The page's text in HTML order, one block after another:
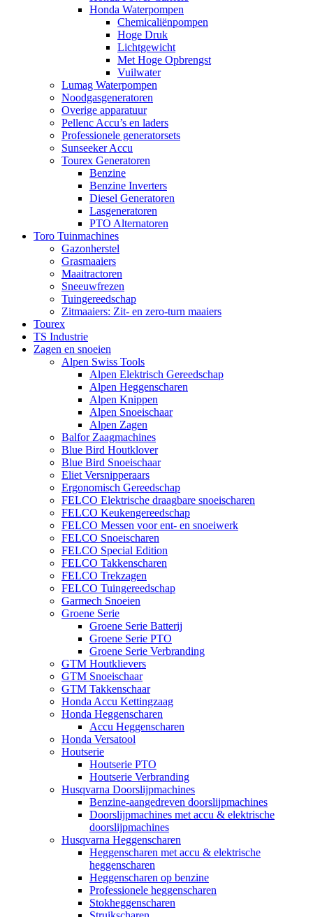
Honda Waterpompen
Chemicaliënpompen
Hoge Druk
Lichtgewicht
Met Hoge Opbrengst
Vuilwater
Lumag Waterpompen
Noodgasgeneratoren
Overige apparatuur
Pellenc Accu’s en laders
Professionele generatorsets
Sunseeker Accu
Tourex Generatoren
Benzine
Benzine Inverters
Diesel Generatoren
Lasgeneratoren
PTO Alternatoren
Toro Tuinmachines
Gazonherstel
Grasmaaiers
Maaitractoren
Sneeuwfrezen
Tuingereedschap
Zitmaaiers: Zit- en zero-turn maaiers
Tourex
TS Industrie
Zagen en snoeien
Alpen Swiss Tools
Alpen Elektrisch Gereedschap
Alpen Heggenscharen
Alpen Knippen
Alpen Snoeischaar
Alpen Zagen
Balfor Zaagmachines
Blue Bird Houtklover
Blue Bird Snoeischaar
Eliet Versnipperaars
Ergonomisch Gereedschap
FELCO Elektrische draagbare snoeischaren
FELCO Keukengereedschap
FELCO Messen voor ent- en snoeiwerk
FELCO Snoeischaren
FELCO Special Edition
FELCO Takkenscharen
FELCO Trekzagen
FELCO Tuingereedschap
Garmech Snoeien
Groene Serie
Groene Serie Batterij
Groene Serie PTO
Groene Serie Verbranding
GTM Houtklievers
GTM Snoeischaar
GTM Takkenschaar
Honda Accu Kettingzaag
Honda Heggenscharen
Accu Heggenscharen
Honda Versatool
Houtserie
Houtserie PTO
Houtserie Verbranding
Husqvarna Doorslijpmachines
Benzine-aangedreven doorslijpmachines
Doorslijpmachines met accu & elektrische
doorslijpmachines
Husqvarna Heggenscharen
Heggenscharen met accu & elektrische
heggenscharen
Heggenscharen op benzine
Professionele heggenscharen
Stokheggenscharen